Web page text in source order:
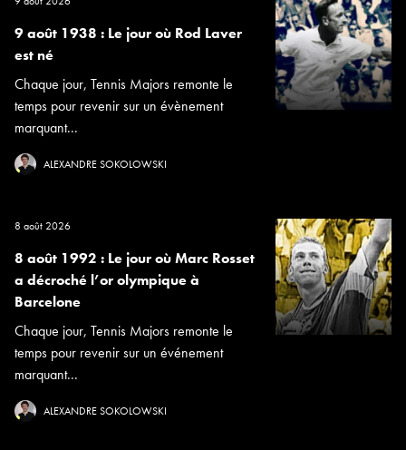
9 août 1938 : Le jour où Rod Laver
est né
Chaque jour, Tennis Majors remonte le
temps pour revenir sur un évènement
marquant...
ALEXANDRE SOKOLOWSKI
8 août 2026
8 août 1992 : Le jour où Marc Rosset
a décroché l’or olympique à
Barcelone
Chaque jour, Tennis Majors remonte le
temps pour revenir sur un événement
marquant...
ALEXANDRE SOKOLOWSKI